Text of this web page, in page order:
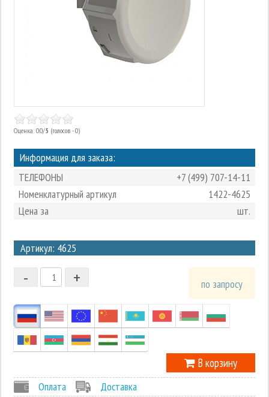
Оценка: 0.0/5 (голосов - 0)
Информация для заказа:
ТЕЛЕФОНЫ
+7 (499) 707-14-11
Номенклатурный артикул
1422-4625
Цена за
шт.
Артикул: 4625
2
1
-1
+
- по запросу
В корзину
Оплата
Доставка